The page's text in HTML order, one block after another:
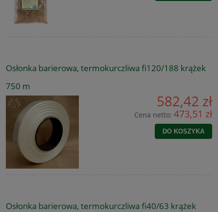
Osłonka barierowa, termokurczliwa fi120/188 krążek
750 m
582,42 zł
Cena netto: 473,51 zł
DO KOSZYKA
Osłonka barierowa, termokurczliwa fi40/63 krążek